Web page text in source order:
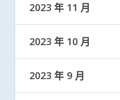
2023 年 11 月
2023 年 10 月
2023 年 9 月